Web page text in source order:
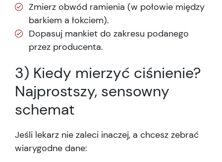
Zmierz obwód ramienia (w połowie między
barkiem a łokciem).
Dopasuj mankiet do zakresu podanego
przez producenta.
3) Kiedy mierzyć ciśnienie?
Najprostszy, sensowny
schemat
Jeśli lekarz nie zaleci inaczej, a chcesz zebrać
wiarygodne dane: